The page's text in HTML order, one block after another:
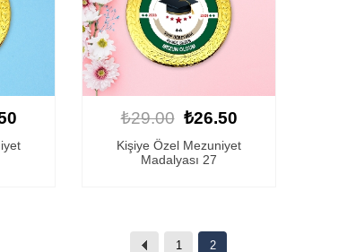
₺29.00 ₺26.50
Kişiye Özel Mezuniyet
Madalyası 27
1 2